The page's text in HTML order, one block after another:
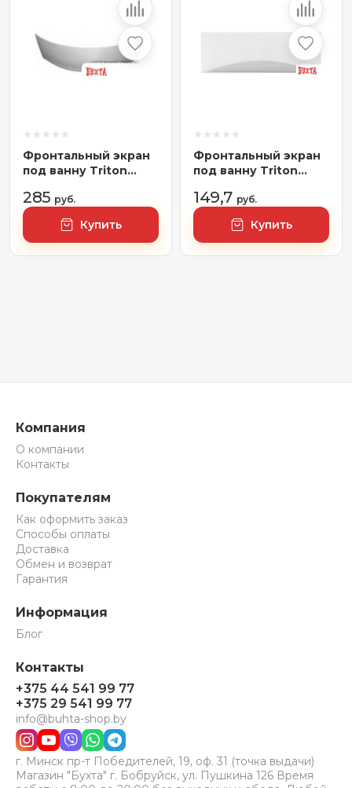
Фронтальный экран
под ванну Triton
285 руб.
Купить
Фронтальный экран
под ванну Triton
Ультра / Европа 170
149,7 руб.
Купить
Компания
О компании
Контакты
Покупателям
Как оформить заказ
Способы оплаты
Доставка
Обмен и возврат
Гарантия
Информация
Блог
Контакты
+375 44 541 99 77
+375 29 541 99 77
info@buhta-shop.by
г. Минск пр-т Победителей, 19, оф. 31 (точка выдачи)
Магазин "Бухта" г. Бобруйск, ул. Пушкина 126 Время